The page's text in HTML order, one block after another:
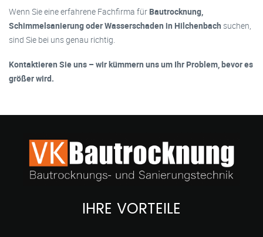
Wenn Sie eine erfahrene Fachfirma für Bautrocknung,
Schimmelsanierung oder Wasserschaden in Hilchenbach suchen,
sind Sie bei uns genau richtig.
Kontaktieren Sie uns – wir kümmern uns um Ihr Problem, bevor es
größer wird.
IHRE VORTEILE